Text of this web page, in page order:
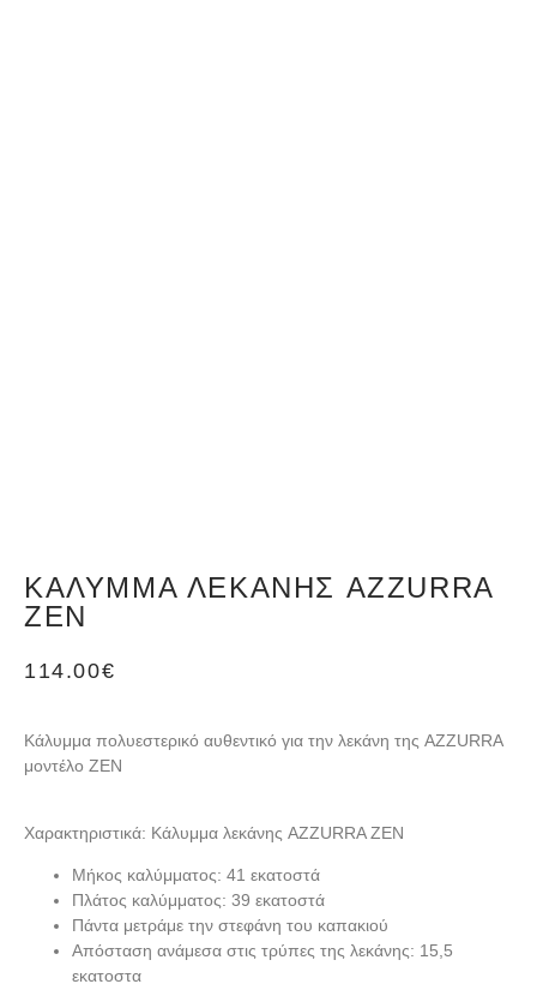
ΚΆΛΥΜΜΑ ΛΕΚΆΝΗΣ AZZURRA
ZEN
114.00€
Κάλυμμα πολυεστερικό αυθεντικό για την λεκάνη της AZZURRA
μοντέλο ΖΕΝ
Χαρακτηριστικά: Κάλυμμα λεκάνης AZZURRA ZEN
Μήκος καλύμματος: 41 εκατοστά
Πλάτος καλύμματος: 39 εκατοστά
Πάντα μετράμε την στεφάνη του καπακιού
Απόσταση ανάμεσα στις τρύπες της λεκάνης: 15,5
εκατοστα